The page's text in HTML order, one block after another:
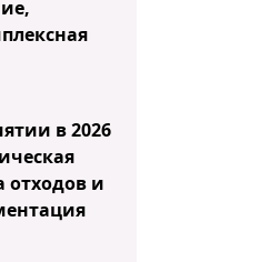
в 2026
отходов и